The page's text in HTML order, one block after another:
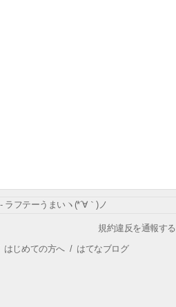
フテーうまいヽ(*´∀｀)ノ
規約違反を通報する
はじめての方へ/ はてなブログ